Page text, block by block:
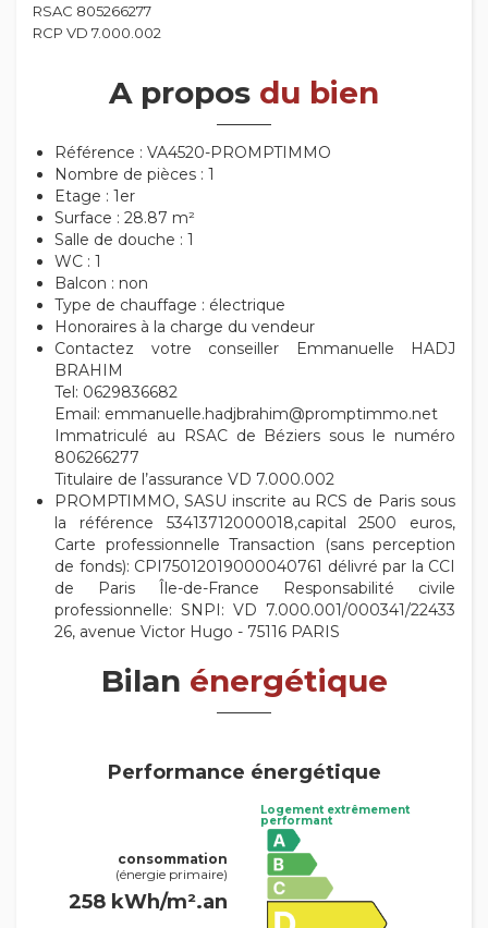
RSAC 805266277
RCP VD 7.000.002
A propos du bien
Référence : VA4520-PROMPTIMMO
Nombre de pièces : 1
Etage : 1er
Surface : 28.87 m²
Salle de douche : 1
WC : 1
Balcon : non
Type de chauffage : électrique
Honoraires à la charge du vendeur
Contactez votre conseiller Emmanuelle HADJ
BRAHIM
Tel: 0629836682
Email: emmanuelle.hadjbrahim@promptimmo.net
Immatriculé au RSAC de Béziers sous le numéro
806266277
Titulaire de l’assurance VD 7.000.002
PROMPTIMMO, SASU inscrite au RCS de Paris sous
la référence 53413712000018,capital 2500 euros,
Carte professionnelle Transaction (sans perception
de fonds): CPI75012019000040761 délivré par la CCI
de Paris Île-de-France Responsabilité civile
professionnelle: SNPI: VD 7.000.001/000341/22433
26, avenue Victor Hugo - 75116 PARIS
Bilan énergétique
Performance énergétique
consommation
(énergie primaire)
258 kWh/m².an
Logement extrêmement
performant